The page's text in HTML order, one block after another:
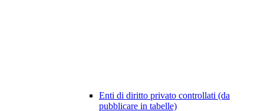
Enti di diritto privato controllati (da
pubblicare in tabelle)